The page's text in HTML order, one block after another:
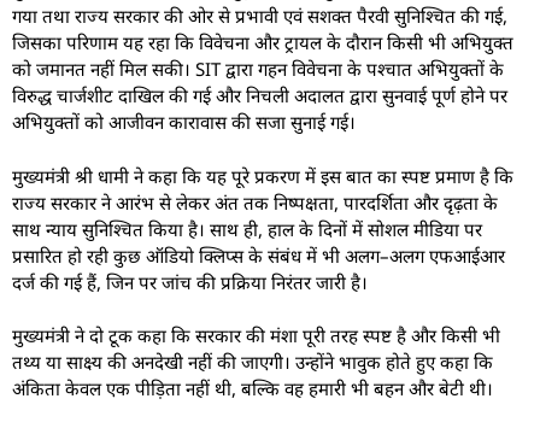
गया तथा राज्य सरकार की ओर से प्रभावी एवं सशक्त पैरवी सुनिश्चित की गई,
जिसका परिणाम यह रहा कि विवेचना और ट्रायल के दौरान किसी भी अभियुक्त
को जमानत नहीं मिल सकी। SIT द्वारा गहन विवेचना के पश्चात अभियुक्तों के
विरुद्ध चार्जशीट दाखिल की गई और निचली अदालत द्वारा सुनवाई पूर्ण होने पर
अभियुक्तों को आजीवन कारावास की सजा सुनाई गई।
मुख्यमंत्री श्री धामी ने कहा कि यह पूरे प्रकरण में इस बात का स्पष्ट प्रमाण है कि
राज्य सरकार ने आरंभ से लेकर अंत तक निष्पक्षता, पारदर्शिता और दृढ़ता के
साथ न्याय सुनिश्चित किया है। साथ ही, हाल के दिनों में सोशल मीडिया पर
प्रसारित हो रही कुछ ऑडियो क्लिप्स के संबंध में भी अलग–अलग एफआईआर
दर्ज की गई हैं, जिन पर जांच की प्रक्रिया निरंतर जारी है।
मुख्यमंत्री ने दो टूक कहा कि सरकार की मंशा पूरी तरह स्पष्ट है और किसी भी
तथ्य या साक्ष्य की अनदेखी नहीं की जाएगी। उन्होंने भावुक होते हुए कहा कि
अंकिता केवल एक पीड़िता नहीं थी, बल्कि वह हमारी भी बहन और बेटी थी।